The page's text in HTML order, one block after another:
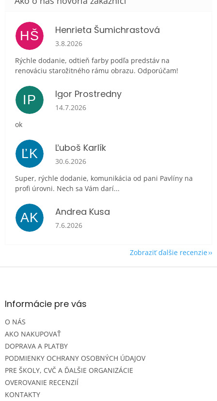
HŠ Henrieta Šumichrastová
Hodnotenie obchodu je 5 z 5 hviezdičiek.
3.8.2026
Rýchle dodanie, odtieň farby podľa predstáv na
renováciu starožitného rámu obrazu. Odporúčam!
IP Igor Prostredny
Hodnotenie obchodu je 5 z 5 hviezdičiek.
14.7.2026
ok
ĽK Ľuboš Karlík
Hodnotenie obchodu je 5 z 5 hviezdičiek.
30.6.2026
Super, rýchle dodanie, komunikácia od pani Pavlíny na
profi úrovni. Nech sa Vám darí...
AK Andrea Kusa
Hodnotenie obchodu je 5 z 5 hviezdičiek.
7.6.2026
Zobraziť ďalšie recenzie
Z
ä
e
Informácie pre vás
O NÁS
AKO NAKUPOVAŤ
DOPRAVA A PLATBY
PODMIENKY OCHRANY OSOBNÝCH ÚDAJOV
PRE ŠKOLY, CVČ A ĎALŠIE ORGANIZÁCIE
OVEROVANIE RECENZIÍ
KONTAKTY